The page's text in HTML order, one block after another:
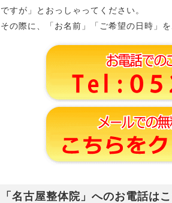
ですが」とおっしゃってください。
その際に、「お名前」「ご希望の日時」を
「名古屋整体院」へのお電話は